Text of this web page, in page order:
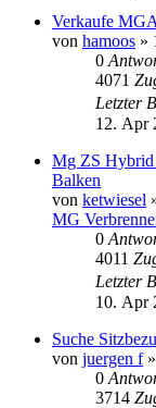
Verkaufe
von hamoos »
0
4071
Letzter
12. Apr
Mg ZS
Balken
von ketwiesel
MG
0
4011
Letzter
10. Apr
Suche
von juergen f»
0
3714